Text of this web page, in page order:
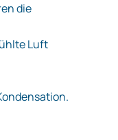
die
Luft